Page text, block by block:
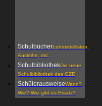
SchulbücherLehrmittellisten,
Ausleihe, etc.
SchulbibliothekDie neue
Schulbibliothek des GZE
SchülerausweiseWann?
Wie? Wie gibt es Ersatz?